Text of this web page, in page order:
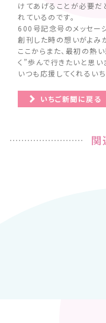
けてあげることが必要だ
れているのです。
600号記念号のメッセー
創刊した時の想いがよみ
ここからまた、最初の熱
く”歩んで行きたいと思い
いつも応援してくれるい
いちご新聞に戻る
関